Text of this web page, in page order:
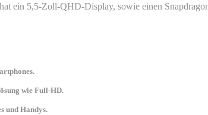
ein 5,5-Zoll-QHD-Display, sowie einen
wie Full-HD.
und Handys.